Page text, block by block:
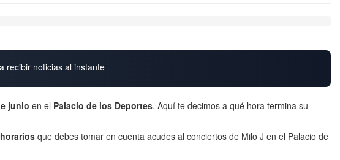
recibir noticias al instante
junio en el Palacio de los Deportes. Aquí te decimos a qué hora termina su
horarios que debes tomar en cuenta acudes al conciertos de Milo J en el Palacio de